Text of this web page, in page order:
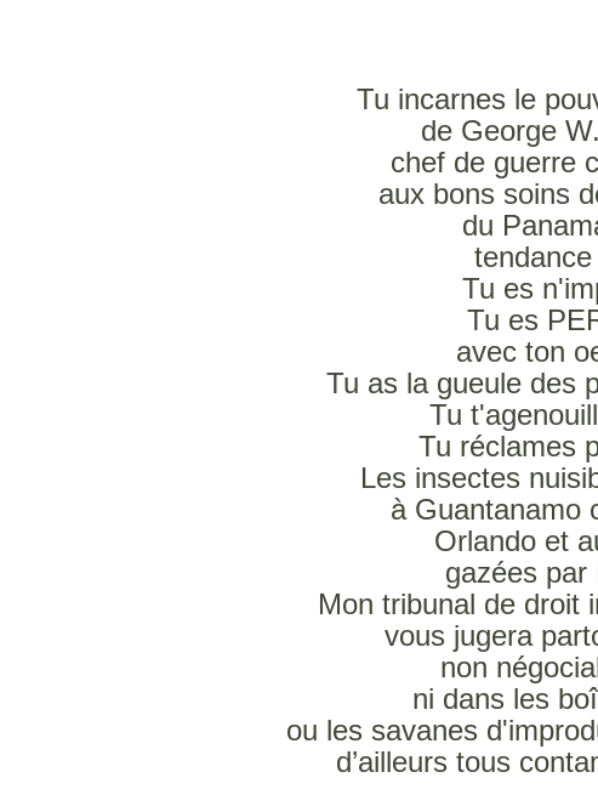
Tu incarnes le
de George
chef de guerre
aux bons soins
du
Tu es
Tu es
avec ton
Tu as la gueule des
Tu
Tu réclames
Les insectes
à Guantanamo
Orlando et
gazées par
Mon tribunal de droit
vous jugera
non
ni dans les
ou les savanes
d’ailleurs tous